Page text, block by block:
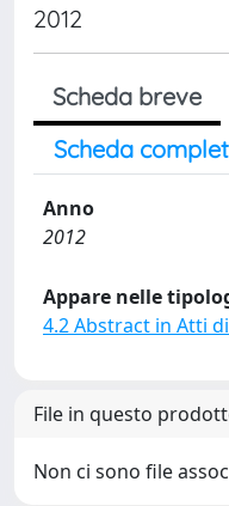
2012
Scheda breve
Scheda
Anno
2012
Appare nelle
4.2 Abstract in Atti
File in questo
Non ci sono file